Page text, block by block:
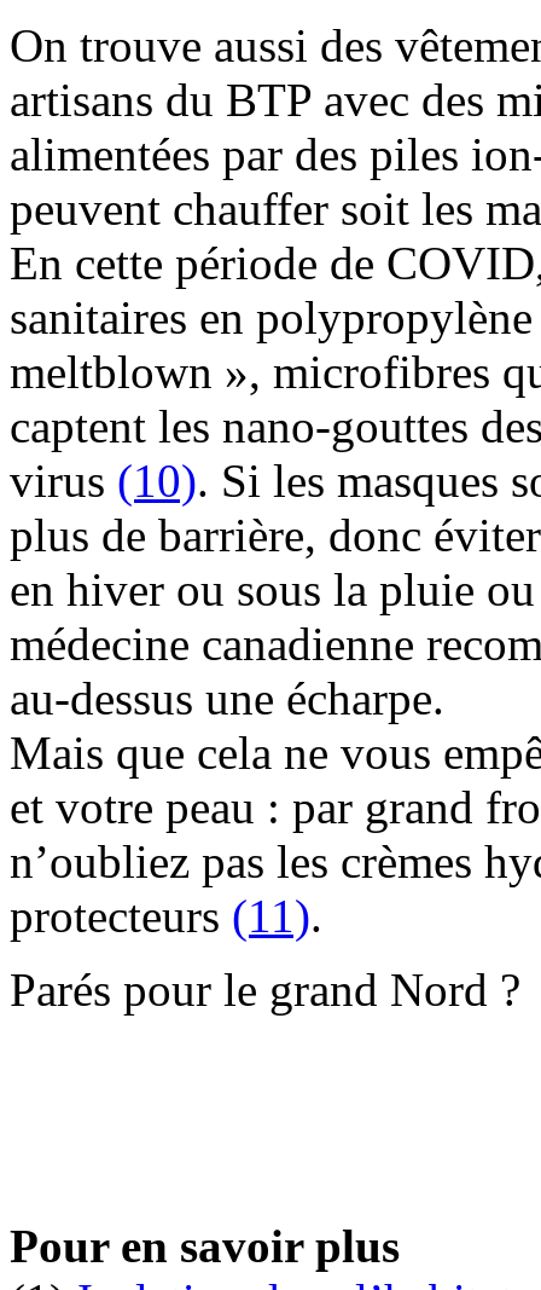
On trouve aussi des
artisans du BTP avec des
alimentées par des piles
peuvent chauffer soit les
En cette période de
sanitaires en
meltblown », microfibres
captent les nano-gouttes
virus (10). Si les masques
plus de barrière, donc
en hiver ou sous la pluie
médecine canadienne
au-dessus une écharpe.
Mais que cela ne vous
et votre peau : par grand
n’oubliez pas les crèmes
protecteurs (11).
Parés pour le grand Nord ?
Pour en savoir plus